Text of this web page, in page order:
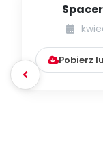
Krakowie
Pobierz